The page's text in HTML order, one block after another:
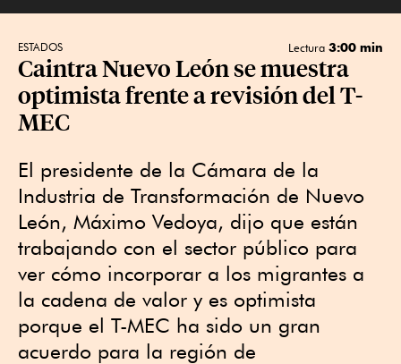
ESTADOS Lectura 3:00 min
Caintra Nuevo León se muestra
optimista frente a revisión del T-
MEC
El presidente de la Cámara de la
Industria de Transformación de Nuevo
León, Máximo Vedoya, dijo que están
trabajando con el sector público para
ver cómo incorporar a los migrantes a
la cadena de valor y es optimista
porque el T-MEC ha sido un gran
acuerdo para la región de